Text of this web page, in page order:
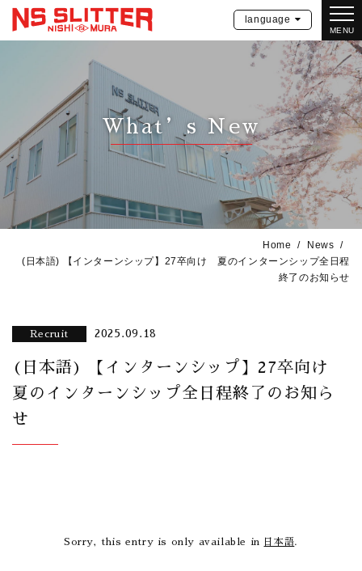
MENU
language
What’s New
Home
News
(日本語) 【インターンシップ】27卒向け 夏のインターンシップ全日程
終了のお知らせ
Recruit 2025.09.18
(日本語) 【インターンシップ】27卒向け
夏のインターンシップ全日程終了のお知ら
せ
Sorry, this entry is only available in 日本語.